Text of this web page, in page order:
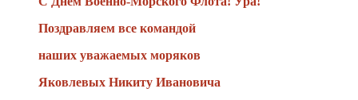
Поздравляем все командой
наших уважаемых моряков
Яковлевых Никиту Ивановича